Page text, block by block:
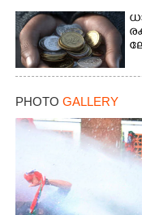
PHOTO GALLERY